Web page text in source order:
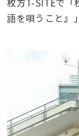
語を唄うこと』